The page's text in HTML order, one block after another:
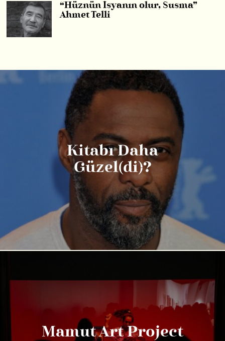
“Hüznün İsyanın olur, Susma”
Ahmet Telli
Kitabı Daha
Güzel(di)?
Mamut Art Project